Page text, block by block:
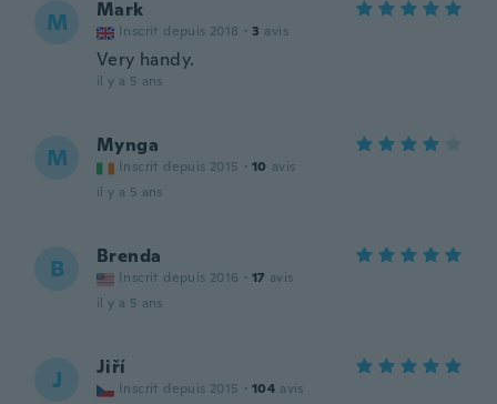
M Mark
Inscrit depuis 2018 · 3 avis
Very handy.
il y a 5 ans
M Mynga
Inscrit depuis 2015 · 10 avis
il y a 5 ans
B Brenda
Inscrit depuis 2016 · 17 avis
il y a 5 ans
J Jiří
Inscrit depuis 2015 · 104 avis